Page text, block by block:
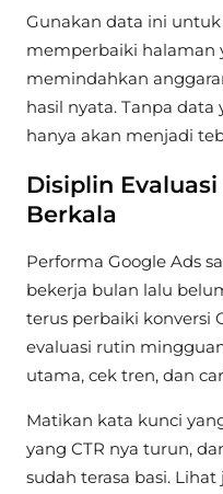
Gunakan data ini
memperbaiki halaman
memindahkan
hasil nyata. Tanpa
hanya akan menjadi
Disiplin
Berkala
Performa Google Ads
bekerja bulan lalu
terus perbaiki konversi
evaluasi rutin
utama, cek tren, dan
Matikan kata kunci
yang CTR nya turun,
sudah terasa basi.